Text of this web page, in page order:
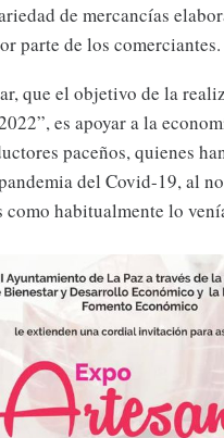
de mercancías
parte de los comerciantes.
que el objetivo de la
es apoyar a la
paceños, quienes
del Covid-19, al
como habitualmente lo